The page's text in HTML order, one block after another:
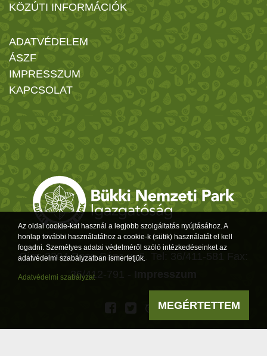
KÖZÚTI INFORMÁCIÓK
ADATVÉDELEM
ÁSZF
IMPRESSZUM
KAPCSOLAT
Cím: 3304 Eger, Sánc u. 6. Tel: 36/411-581 Fax:
36/412-791 -
Az oldal cookie-kat használ a legjobb szolgáltatás nyújtásához. A
honlap további használatához a cookie-k (sütik) használatát el kell
fogadni. Személyes adatai védelméről szóló intézkedéseinket az
adatvédelmi szabályzatban ismertetjük.
Adatvédelmi szabályzat
MEGÉRTETTEM